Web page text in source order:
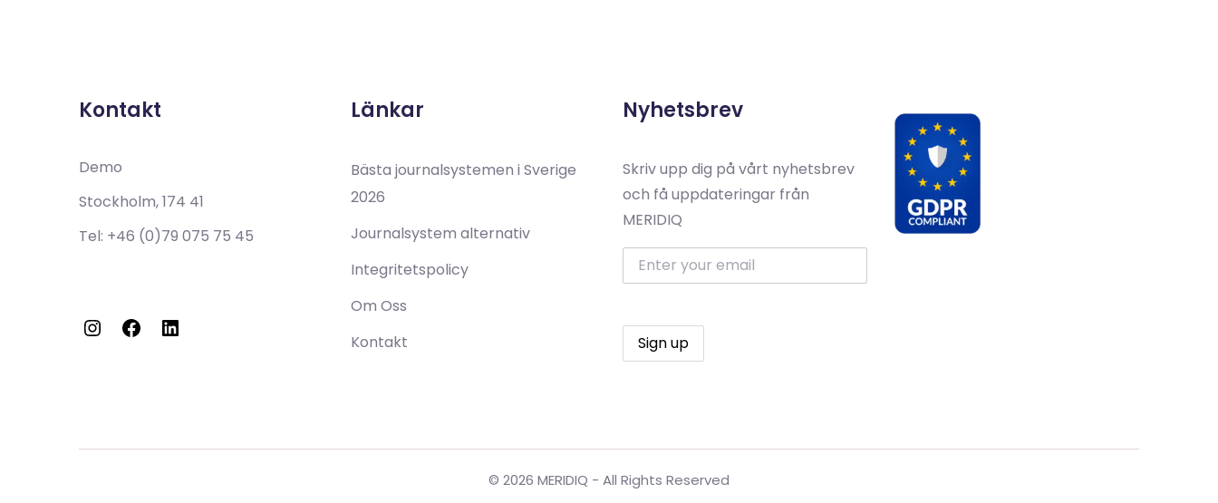
Demo
Stockholm, 174 41
Tel: +46 (0)79 075 75 45
Länkar
Bästa journalsystemen i Sverige
2026
Journalsystem alternativ
Integritetspolicy
Om Oss
Kontakt
Nyhetsbrev
Skriv upp dig på vårt nyhetsbrev
och få uppdateringar från
MERIDIQ
© 2026 MERIDIQ - All Rights Reserved